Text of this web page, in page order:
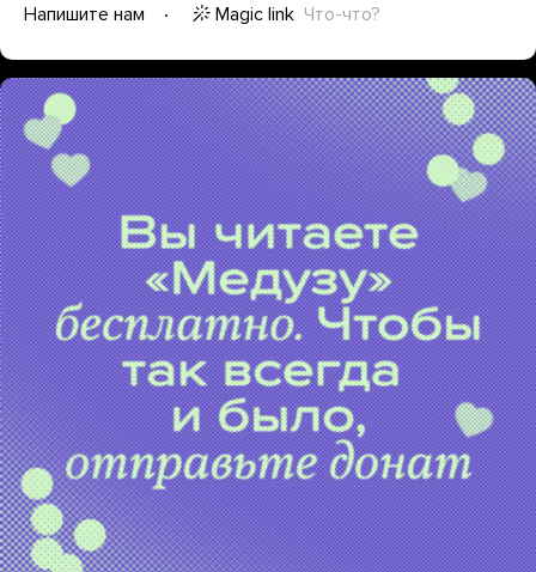
Напишите нам Magic link Что-что?